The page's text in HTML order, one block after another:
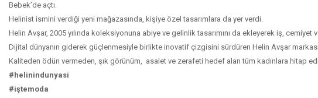
Bebek’de açtı.
Helinist ismini verdiği yeni mağazasında, kişiye özel tasarımlara da yer verdi.
Helin Avşar, 2005 yılında koleksiyonuna abiye ve gelinlik tasarımını da ekleyerek iş, cemiyet
Dijital dünyanın giderek güçlenmesiyle birlikte inovatif çizgisini sürdüren Helin Avşar
Kaliteden ödün vermeden, şık görünüm, asalet ve zerafeti hedef alan tüm kadınlara hitap
#helinindunyasi
#iştemoda